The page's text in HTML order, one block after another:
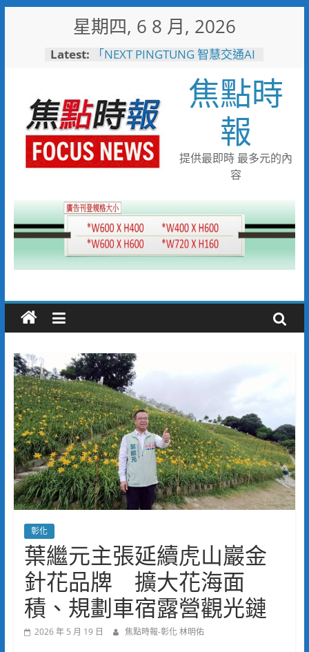
星期四, 6 8 月, 2026
Latest:
「NEXT PINGTUNG 智慧交通AI
成果，以AI開啟城市治理新紀元
大林蒲遷村穩步推進 安置地道
路成型116年啟動配地
國1橋科匝道52億工程開工 陳
其邁：打造高雄半導體S廊帶交
通命脈
率全國之先！屏東縣自籌縣款破
局15年「一地多屋」難題 全面
計畫
飛躍萬里圓夢！屏東學子啟航德
國 直擊全球頂尖綠能車業核心
焦點時
報
提供最即時 最多元的內
容
彰化
葉繼元主張延續虎山巖金
針花品牌 擴大花海面
積、規劃車宿露營觀光鏈
2026 年 5 月 19 日 焦點時報-彰化 林明佑